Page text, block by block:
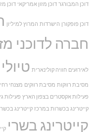
דוכן המבורגר דוכן מזון אמריקאי דוכן
דוכן פופקורן הישרדות המרוץ למיליון
חברה לדוכני
לאירועים חוויה קולינארית
מסיבת רווקות מסיבת רווקים מצנחי
פעילות אקסטרים בצפון הארץ פעילות
קייטרינג בכשרות במרכז קייטרינג
קייטרינג בשרי